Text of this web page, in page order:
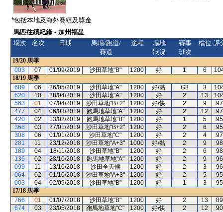
*包括本地及海外賽績及獎金
馬匹往績紀錄 - 加州福星
場次
名次 日期
馬場/跑道/
賽道
途程
場地
狀況
賽事
班次
檔位 評
19/20 馬季
003
07 01/09/2019 沙田草地"B" 1200 好 1 6
18/19 馬季
689
06 26/05/2019 沙田草地"A" 1200 好/黏 G3 3
620
10 28/04/2019 沙田草地"A" 1200 好 2 13
563
01 07/04/2019 沙田草地"B+2" 1200 好/快 2 9
97
477
04 06/03/2019 跑馬地草地"A" 1200 好 2 12
97
420
02 13/02/2019 跑馬地草地"B" 1200 好 1 5
95
368
03 27/01/2019 沙田草地"B+2" 1200 好 2 6
95
308
06 01/01/2019 沙田草地"C" 1200 好 2 4
97
281
11 23/12/2018 沙田草地"A+3" 1000 好/黏 2 9
98
189
04 18/11/2018 沙田草地"B" 1200 好 2 6
98
136
02 28/10/2018 跑馬地草地"A" 1200 好 2 9
96
099
11 13/10/2018 沙田全天候 1200 好 2 3
96
064
02 01/10/2018 沙田草地"A+3" 1200 好 2 5
95
003
04 02/09/2018 沙田草地"B" 1200 好 1 3
95
17/18 馬季
766
01 01/07/2018 沙田草地"B" 1200 好 2 13
89
674
03 23/05/2018 跑馬地草地"C" 1200 好/快 2 12
90